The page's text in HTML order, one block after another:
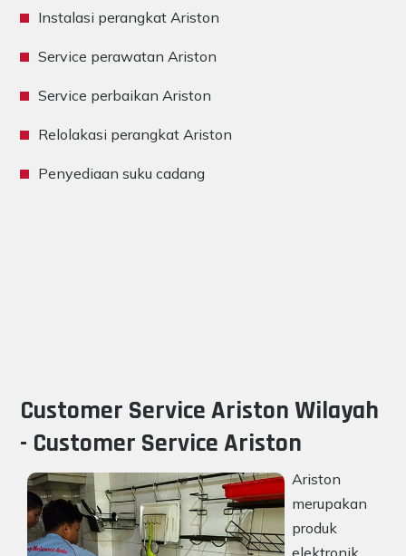
Instalasi perangkat Ariston
Service perawatan Ariston
Service perbaikan Ariston
Relolakasi perangkat Ariston
Penyediaan suku cadang
Customer Service Ariston Wilayah
- Customer Service Ariston
Ariston
merupakan
produk
elektronik